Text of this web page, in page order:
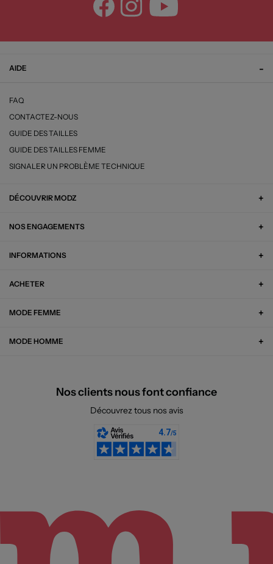
AIDE
FAQ
CONTACTEZ-NOUS
GUIDE DES TAILLES
GUIDE DES TAILLES FEMME
SIGNALER UN PROBLÈME TECHNIQUE
DÉCOUVRIR MODZ
NOS ENGAGEMENTS
INFORMATIONS
ACHETER
MODE FEMME
MODE HOMME
Nos clients nous font confiance
Découvrez tous nos avis